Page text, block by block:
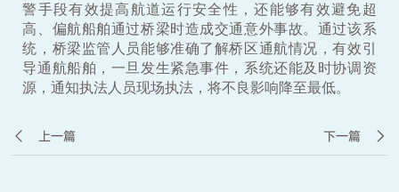
警手段有效提高航道运行安全性，还能够有效避免超
高、偏航船舶通过桥梁时造成交通意外事故。通过该系
统，桥梁监管人员能够准确了解桥区通航情况，有效引
导通航船舶，一旦发生紧急事件，系统还能及时协调资
源，通知执法人员现场执法，将不良影响降至最低。
上一篇 下一篇